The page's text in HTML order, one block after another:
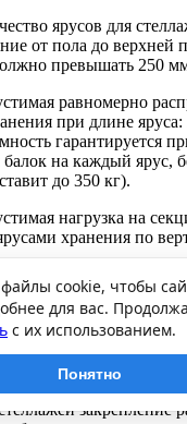
ярусов для
от пола до верхней
превышать 250
равномерно
при длине
гарантируется
на каждый ярус,
до 350 кг).
нагрузка на
хранения по
кг,
1050 кг,
500 кг.
стеллажи в линию с
стеллажей при
закрепление
cookie, чтобы
для вас.
с их использованием.
Понятно